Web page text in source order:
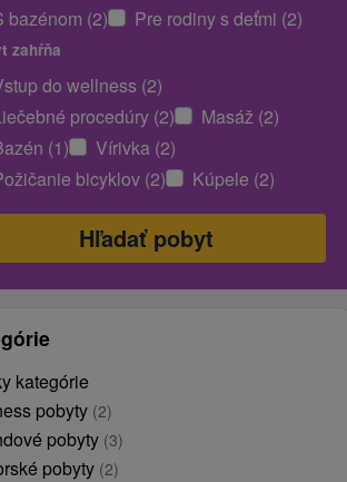
bazénom (2) Pre rodiny s deťmi (2)
zahŕňa
do wellness (2)
procedúry (2)
Masáž (2)
(1)
Vírivka (2)
bicyklov (2)
Kúpele (2)
kategórie
pobyty (2)
pobyty (3)
pobyty (2)